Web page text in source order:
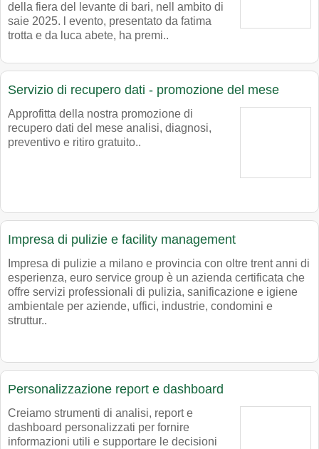
della fiera del levante di bari, nell ambito di
saie 2025. l evento, presentato da fatima
trotta e da luca abete, ha premi..
Servizio di recupero dati - promozione del mese
Approfitta della nostra promozione di
recupero dati del mese analisi, diagnosi,
preventivo e ritiro gratuito..
Impresa di pulizie e facility management
Impresa di pulizie a milano e provincia con oltre trent anni di
esperienza, euro service group è un azienda certificata che
offre servizi professionali di pulizia, sanificazione e igiene
ambientale per aziende, uffici, industrie, condomini e
struttur..
Personalizzazione report e dashboard
Creiamo strumenti di analisi, report e
dashboard personalizzati per fornire
informazioni utili e supportare le decisioni